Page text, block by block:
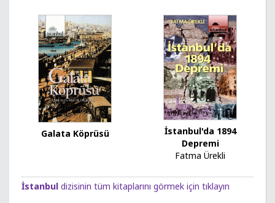
Galata Köprüsü
İstanbul'da 1894
Depremi
Fatma Ürekli
İstanbul dizisinin tüm kitaplarını görmek için tıklayın